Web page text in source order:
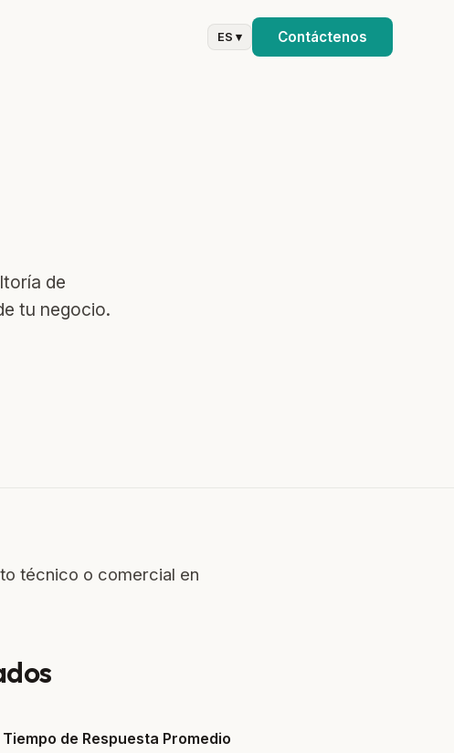
ES ▾ Contáctenos
de
tu negocio.
técnico o comercial en
Tiempo de Respuesta Promedio